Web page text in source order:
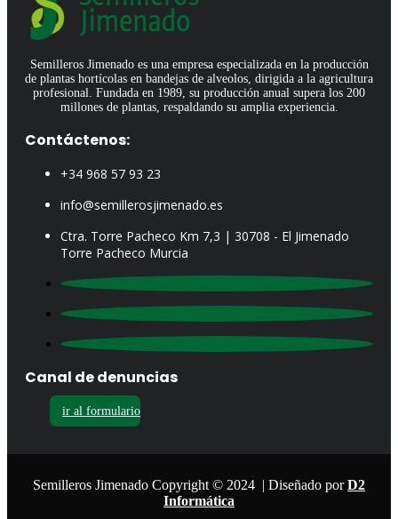
Semilleros Jimenado es una empresa especializada en la producción
de plantas hortícolas en bandejas de alveolos, dirigida a la agricultura
profesional. Fundada en 1989, su producción anual supera los 200
millones de plantas, respaldando su amplia experiencia.
Contáctenos:
+34 968 57 93 23
info@semillerosjimenado.es
Ctra. Torre Pacheco Km 7,3 | 30708 - El Jimenado
Torre Pacheco Murcia
Canal de denuncias
ir al formulario
Semilleros Jimenado Copyright © 2024 | Diseñado porD2
Informática